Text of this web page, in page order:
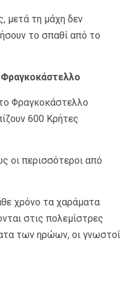
μετά τη μάχη δεν
το σπαθί από το
Φραγκοκάστελλο
600 Κρήτες
οι περισσότεροι από
χρόνο τα χαράματα
στις πολεμίστρες
των ηρώων, οι γνωστοί